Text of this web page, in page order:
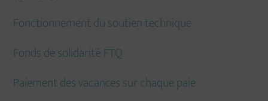
Fonctionnement du soutien technique
Fonds de solidarité FTQ
Paiement des vacances sur chaque paie